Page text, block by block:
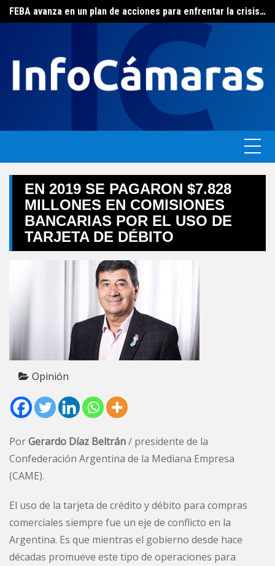
Skip
toEl ERAS continúa con el beneficio de la tarifa social del agua
EN 2019 SE PAGARON $7.828
MILLONES EN COMISIONES
BANCARIAS POR EL USO DE
TARJETA DE DÉBITO
Opinión
PorGerardo Díaz Beltrán/ presidente de la
Confederación Argentina de la Mediana Empresa
(CAME).
El uso de la tarjeta de crédito y débito para compras
comerciales siempre fue un eje de conflicto en la
Argentina. Es que mientras el gobierno desde hace
décadas promueve este tipo de operaciones para